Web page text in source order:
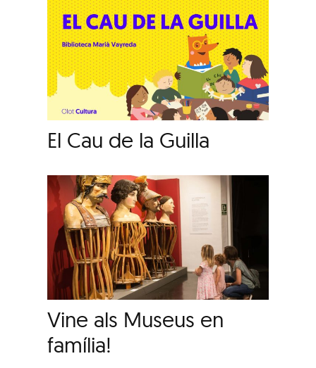
El Cau de la Guilla
Vine als Museus en
família!